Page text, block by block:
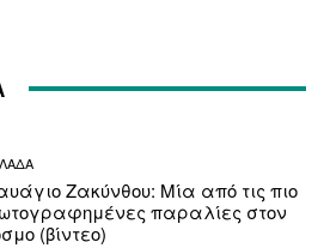
Ζακύνθου: Μία από τις πιο
παραλίες στον
(βίντεο)